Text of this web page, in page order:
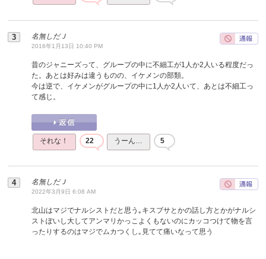
名無しだＪ
2016年1月13日 10:40 PM
昔のジャニーズって、グループの中に不細工が1人か2人いる程度だっ
た。あとは好みは違うものの、イケメンの部類。
今は逆で、イケメンがグループの中に1人か2人いて、あとは不細工っ
て感じ。
それな！ 22 うーん… 5
名無しだＪ
2022年3月9日 6:08 AM
北山はマジでナルシストだと思う｡キスブサとかの話し方とかがナルシ
ストぽいし大してアンマリかっこよくもないのにカッコつけて物を言
ったりするのはマジでムカつくし｡見てて痛いなって思う